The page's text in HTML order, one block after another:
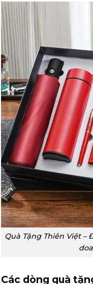
Quà Tặng Thiên Việt
Các dòng quà